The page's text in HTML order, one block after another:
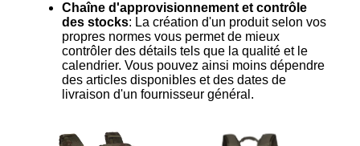
Chaîne d'approvisionnement et contrôle
des stocks: La création d'un produit selon vos
propres normes vous permet de mieux
contrôler des détails tels que la qualité et le
calendrier. Vous pouvez ainsi moins dépendre
des articles disponibles et des dates de
livraison d'un fournisseur général.